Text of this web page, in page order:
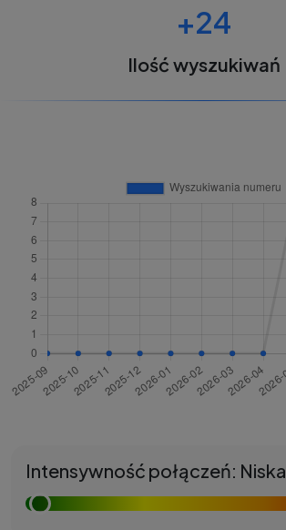
+24
Ilość wyszukiwań
Intensywność połączeń: Niska